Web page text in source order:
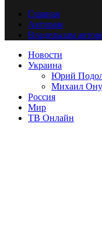
Главная
Авторам
Владельцам
Новости
Украина
Юрий
Михаил
Россия
Мир
ТВ Онлайн